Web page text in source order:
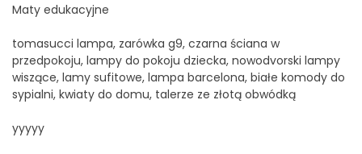
Maty edukacyjne
tomasucci lampa, zarówka g9, czarna ściana w
przedpokoju, lampy do pokoju dziecka, nowodvorski lampy
wiszące, lamy sufitowe, lampa barcelona, białe komody do
sypialni, kwiaty do domu, talerze ze złotą obwódką
yyyyy